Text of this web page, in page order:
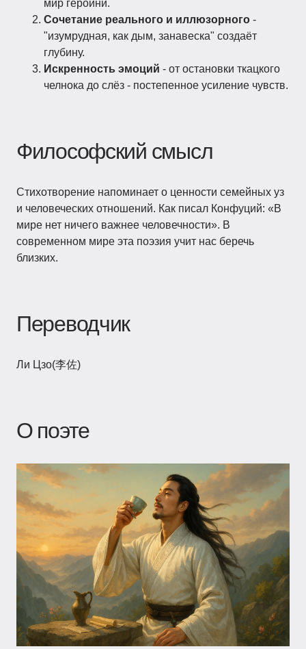
мир героини.
Сочетание реального и иллюзорного -
"изумрудная, как дым, занавеска" создаёт
глубину.
Искренность эмоций - от остановки ткацкого
челнока до слёз - постепенное усиление чувств.
Философский смысл
Стихотворение напоминает о ценности семейных уз
и человеческих отношений. Как писал Конфуций: «В
мире нет ничего важнее человечности». В
современном мире эта поэзия учит нас беречь
близких.
Переводчик
Ли Цзо(李佐)
О поэте